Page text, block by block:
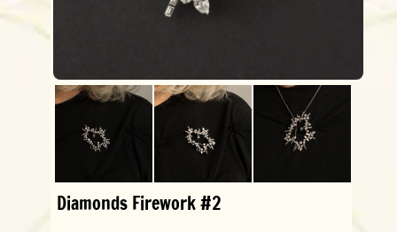
Diamonds Firework #2